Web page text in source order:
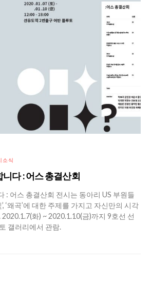
소식
다 : 어스 총결산회
: 어스 총결산회 전시는 동아리 US 부원들
’, ‘왜곡’에 대한 주제를 가지고 자신만의 시각
화) ~ 2020.1.10(금)까지 9호선 선
갤러리에서 관람.